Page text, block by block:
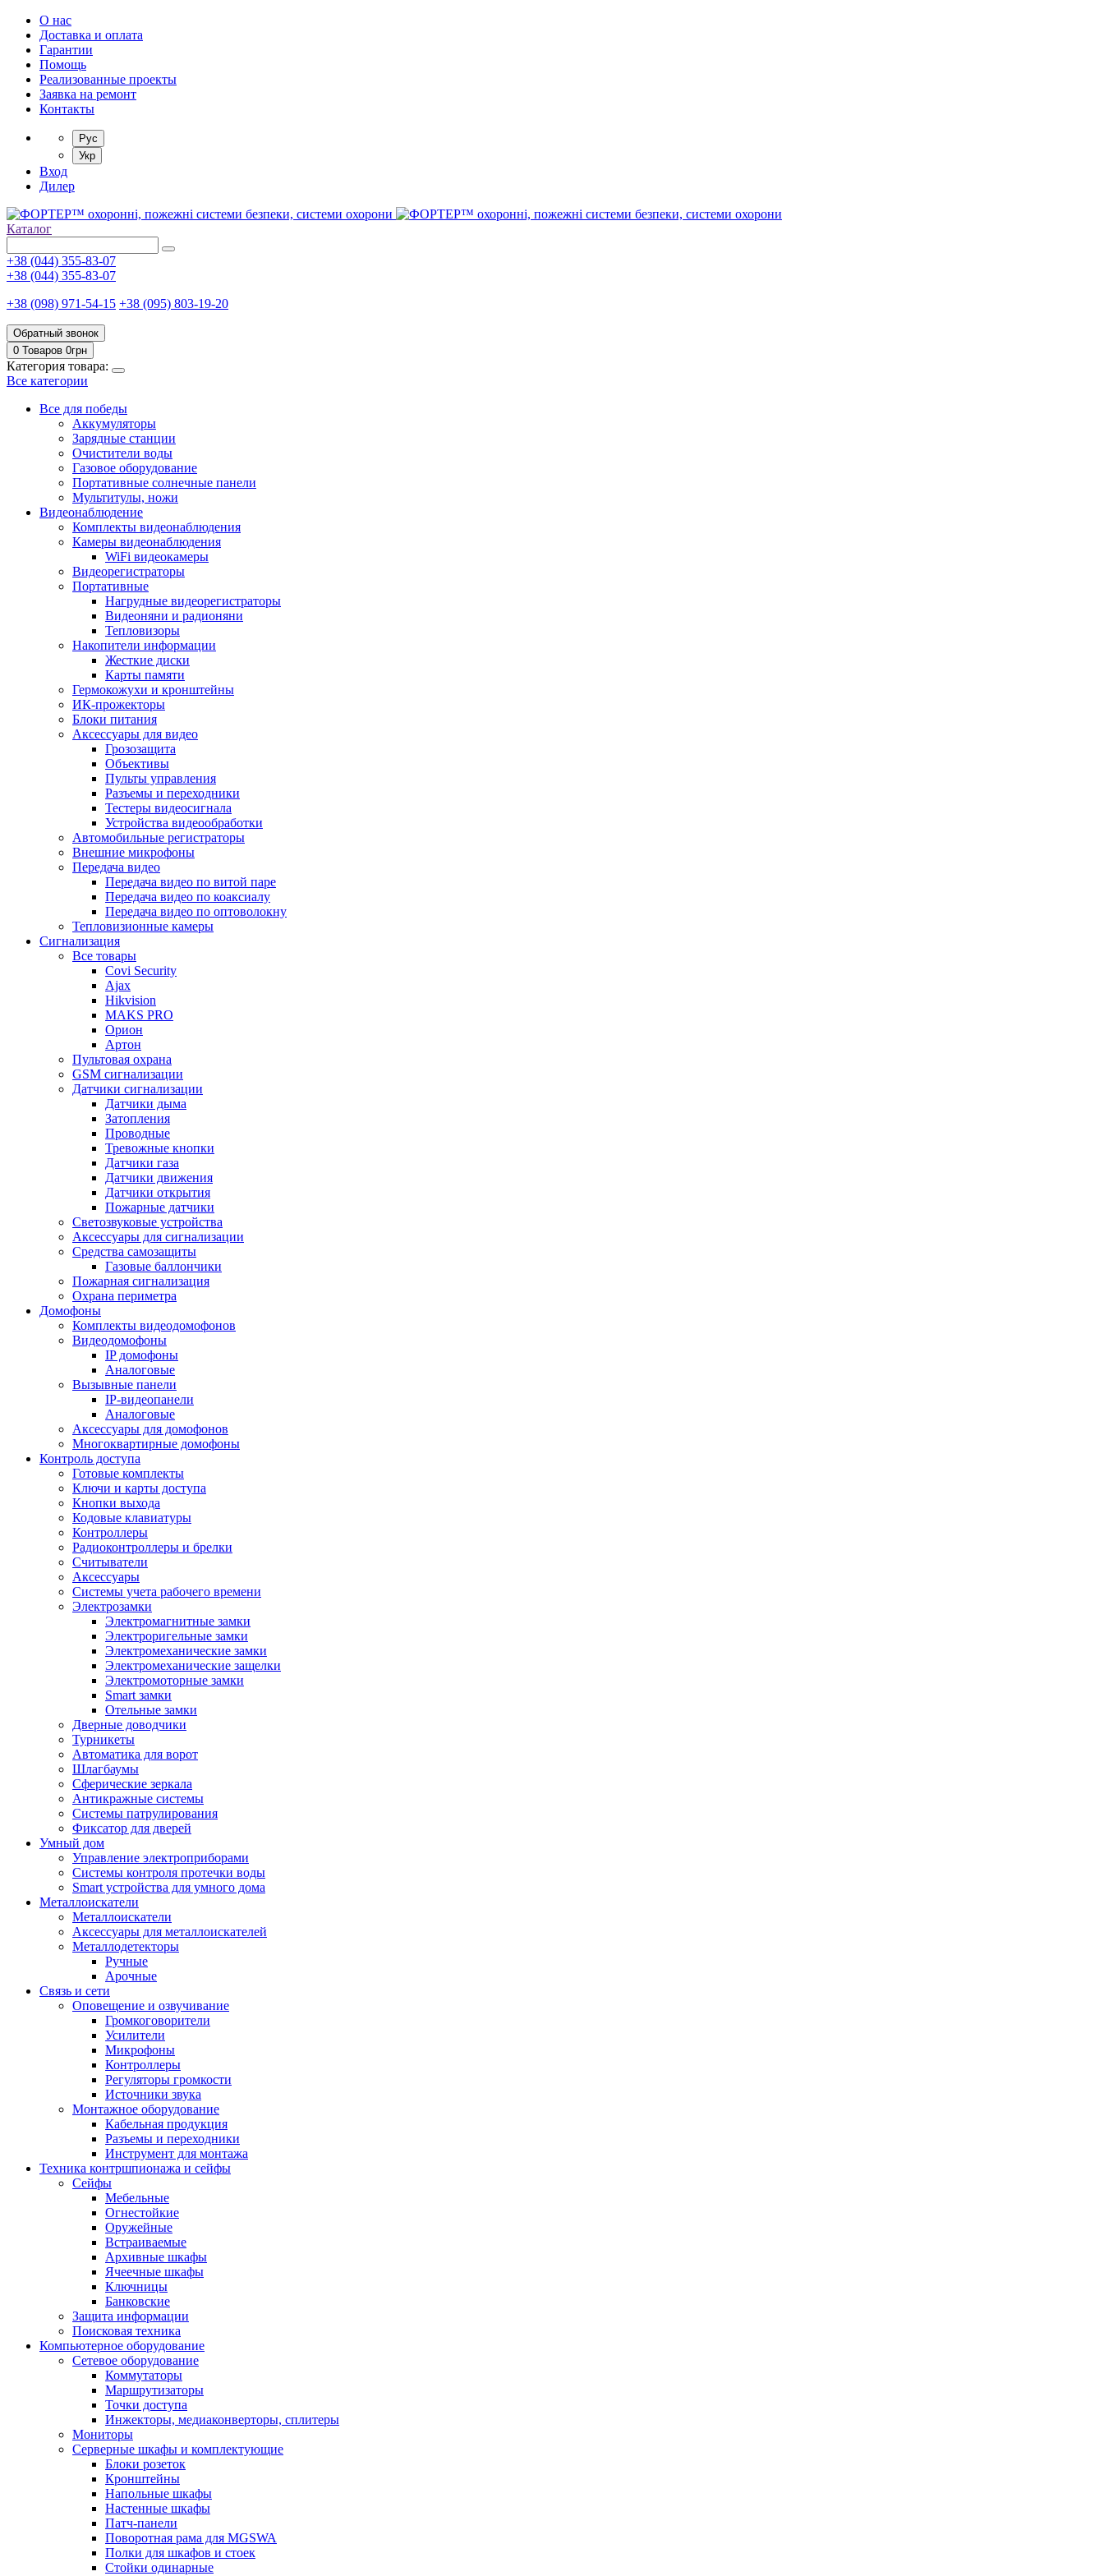
О нас
Доставка и оплата
Гарантии
Помощь
Реализованные проекты
Заявка на ремонт
Контакты
Рус
Укр
Вход
Дилер
Каталог
+38 (044) 355-83-07
+38 (044) 355-83-07
+38 (098) 971-54-15 +38 (095) 803-19-20
Обратный звонок
0 Товаров 0грн
Категория товара:
Все категории
Все для победы
Аккумуляторы
Зарядные станции
Очистители воды
Газовое оборудование
Портативные солнечные панели
Мультитулы, ножи
Видеонаблюдение
Комплекты видеонаблюдения
Камеры видеонаблюдения
WiFi видеокамеры
Видеорегистраторы
Портативные
Нагрудные видеорегистраторы
Видеоняни и радионяни
Тепловизоры
Накопители информации
Жесткие диски
Карты памяти
Гермокожухи и кронштейны
ИК-прожекторы
Блоки питания
Аксессуары для видео
Грозозащита
Объективы
Пульты управления
Разъемы и переходники
Тестеры видеосигнала
Устройства видеообработки
Автомобильные регистраторы
Внешние микрофоны
Передача видео
Передача видео по витой паре
Передача видео по коаксиалу
Передача видео по оптоволокну
Тепловизионные камеры
Сигнализация
Все товары
Covi Security
Ajax
Hikvision
MAKS PRO
Орион
Артон
Пультовая охрана
GSM сигнализации
Датчики сигнализации
Датчики дыма
Затопления
Проводные
Тревожные кнопки
Датчики газа
Датчики движения
Датчики открытия
Пожарные датчики
Светозвуковые устройства
Аксессуары для сигнализации
Средства самозащиты
Газовые баллончики
Пожарная сигнализация
Охрана периметра
Домофоны
Комплекты видеодомофонов
Видеодомофоны
IP домофоны
Аналоговые
Вызывные панели
IP-видеопанели
Аналоговые
Аксессуары для домофонов
Многоквартирные домофоны
Контроль доступа
Готовые комплекты
Ключи и карты доступа
Кнопки выхода
Кодовые клавиатуры
Контроллеры
Радиоконтроллеры и брелки
Считыватели
Аксессуары
Системы учета рабочего времени
Электрозамки
Электромагнитные замки
Электроригельные замки
Электромеханические замки
Электромеханические защелки
Электромоторные замки
Smart замки
Отельные замки
Дверные доводчики
Турникеты
Автоматика для ворот
Шлагбаумы
Сферические зеркала
Антикражные системы
Системы патрулирования
Фиксатор для дверей
Умный дом
Управление электроприборами
Системы контроля протечки воды
Smart устройства для умного дома
Металлоискатели
Металлоискатели
Аксессуары для металлоискателей
Металлодетекторы
Ручные
Арочные
Связь и сети
Оповещение и озвучивание
Громкоговорители
Усилители
Микрофоны
Контроллеры
Регуляторы громкости
Источники звука
Монтажное оборудование
Кабельная продукция
Разъемы и переходники
Инструмент для монтажа
Техника контршпионажа и сейфы
Сейфы
Мебельные
Огнестойкие
Оружейные
Встраиваемые
Архивные шкафы
Ячеечные шкафы
Ключницы
Банковские
Защита информации
Поисковая техника
Компьютерное оборудование
Сетевое оборудование
Коммутаторы
Маршрутизаторы
Точки доступа
Инжекторы, медиаконверторы, сплитеры
Мониторы
Серверные шкафы и комплектующие
Блоки розеток
Кронштейны
Напольные шкафы
Настенные шкафы
Патч-панели
Поворотная рама для MGSWA
Полки для шкафов и стоек
Стойки одинарные